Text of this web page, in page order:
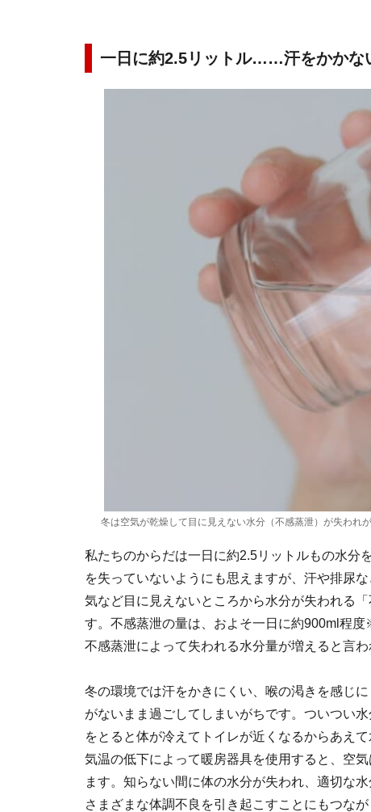
一日に約2.5リットル……汗をかかな
冬は空気が乾燥して目に見えない水分（不感蒸泄）が失われ
私たちのからだは一日に約2.5リットルもの水分
を失っていないようにも思えますが、汗や排尿
気など目に見えないところから水分が失われる
す。不感蒸泄の量は、およそ一日に約900ml程
不感蒸泄によって失われる水分量が増えると言わ
冬の環境では汗をかきにくい、喉の渇きを感じ
がないまま過ごしてしまいがちです。ついつい
をとると体が冷えてトイレが近くなるからあえ
気温の低下によって暖房器具を使用すると、空
ます。知らない間に体の水分が失われ、適切な
さまざまな体調不良を引き起こすことにもつなが